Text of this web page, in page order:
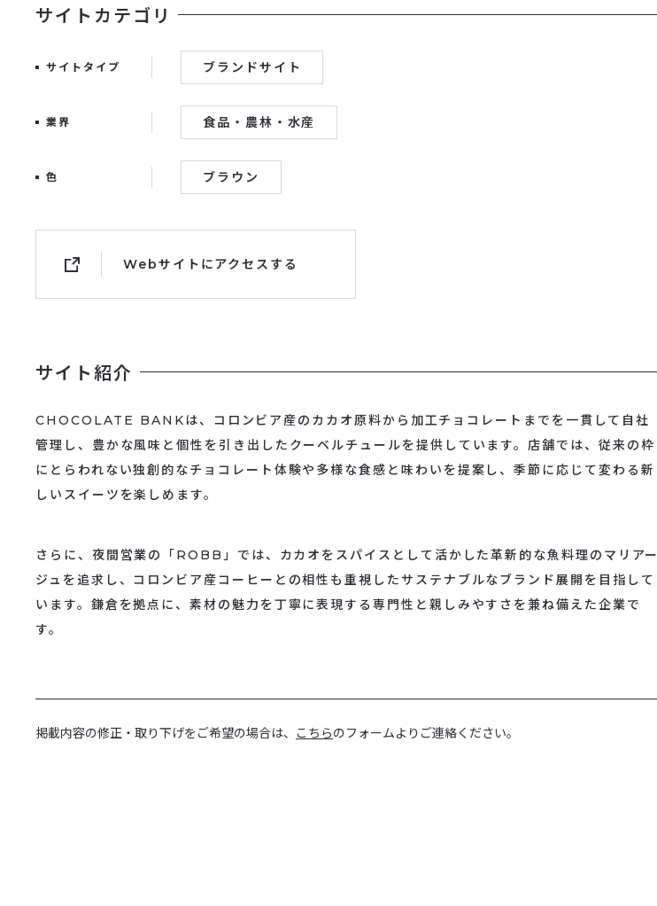
サイトカテゴリ
サイトタイプ ブランドサイト
業界 食品・農林・水産
色 ブラウン
Webサイトにアクセスする
サイト紹介
CHOCOLATE BANKは、コロンビア産のカカオ原料から加工チョコレートまでを一貫して自社
管理し、豊かな風味と個性を引き出したクーベルチュールを提供しています。店舗では、従来の枠
にとらわれない独創的なチョコレート体験や多様な食感と味わいを提案し、季節に応じて変わる新
しいスイーツを楽しめます。
さらに、夜間営業の「ROBB」では、カカオをスパイスとして活かした革新的な魚料理のマリアー
ジュを追求し、コロンビア産コーヒーとの相性も重視したサステナブルなブランド展開を目指して
います。鎌倉を拠点に、素材の魅力を丁寧に表現する専門性と親しみやすさを兼ね備えた企業で
す。
掲載内容の修正・取り下げをご希望の場合は、 こちらのフォームよりご連絡ください。